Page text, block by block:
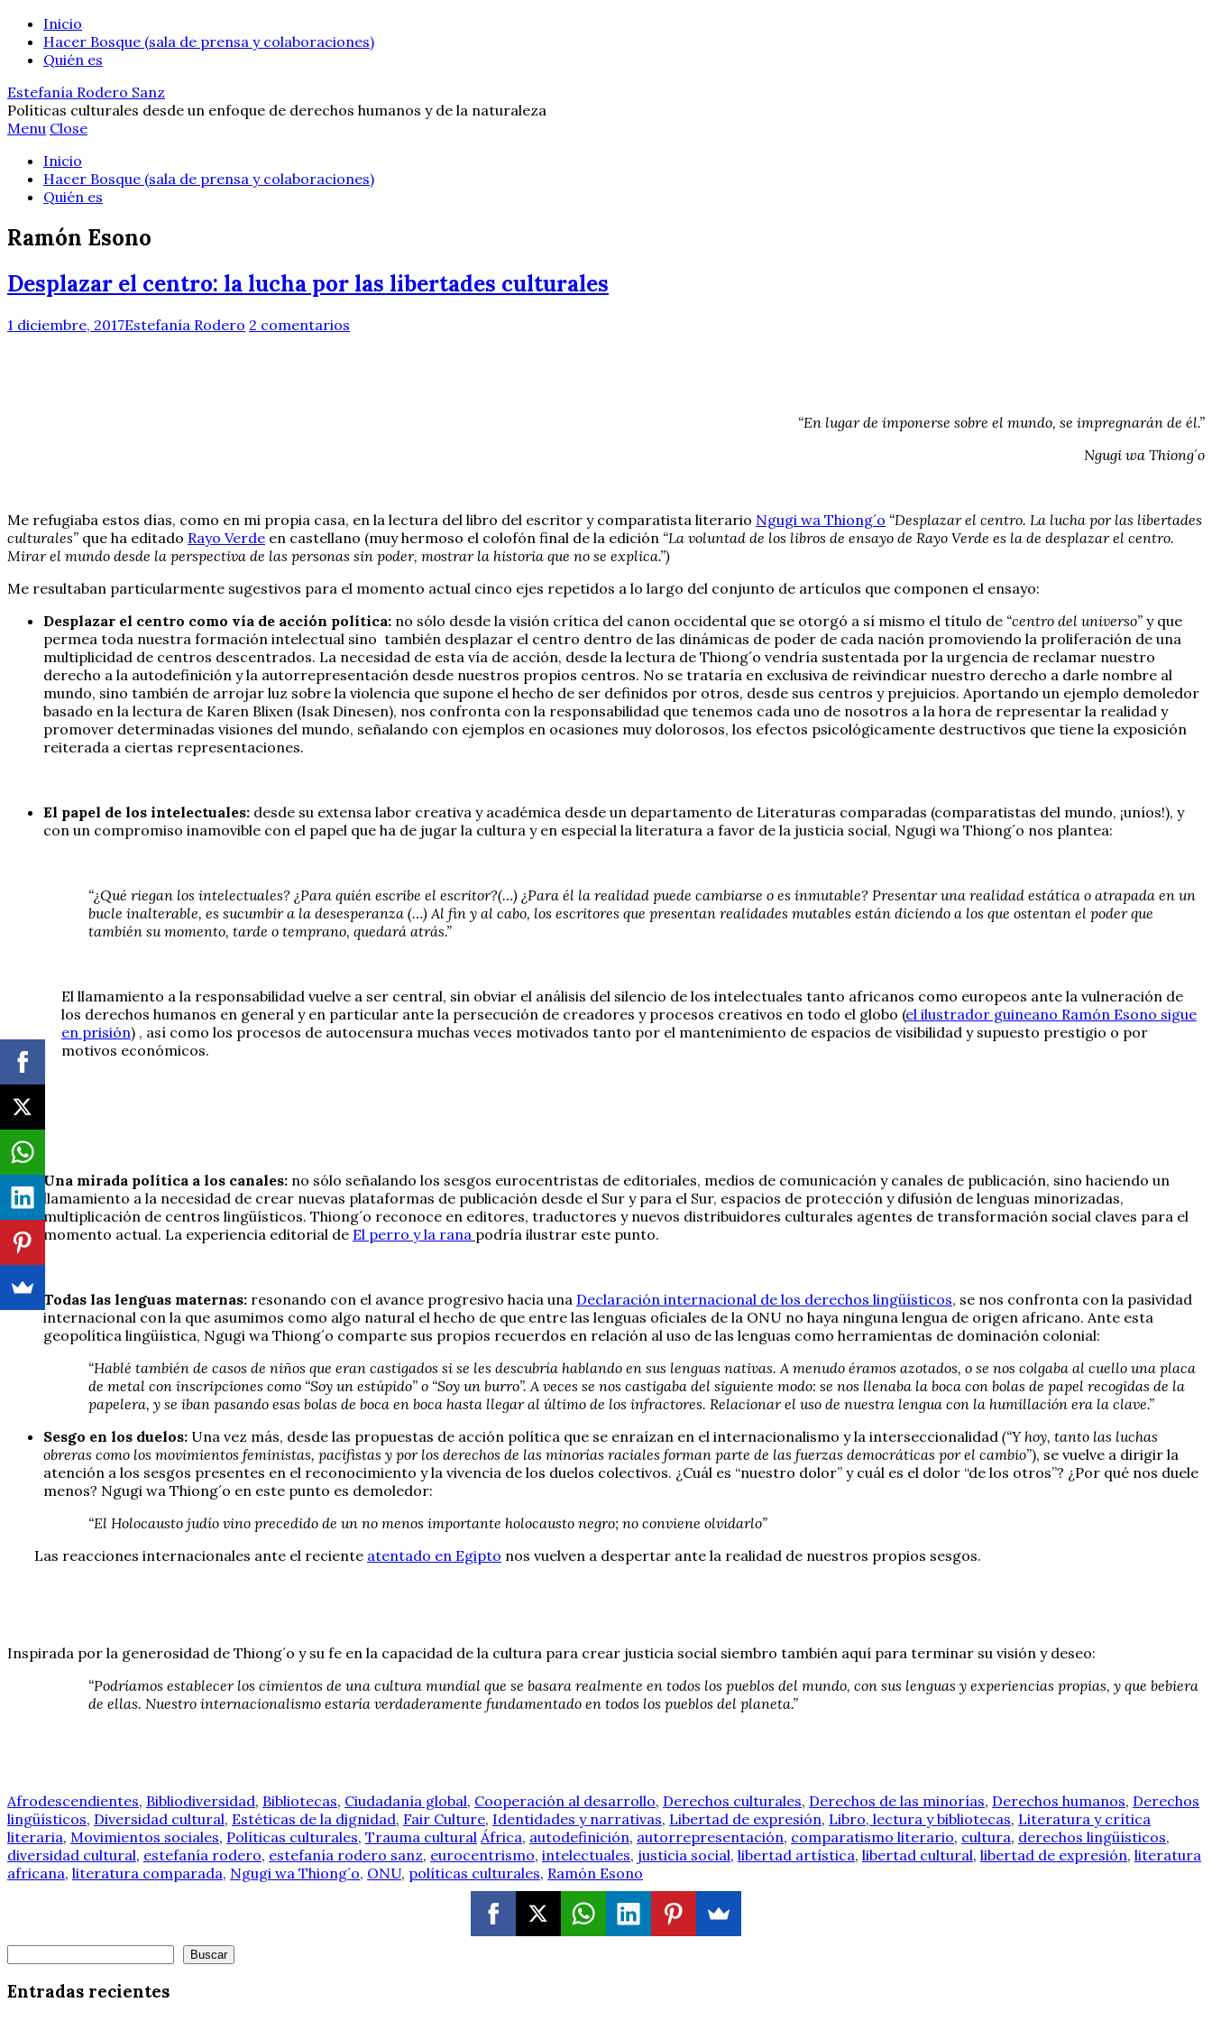
Inicio
Hacer Bosque (sala de prensa y colaboraciones)
Quién es
Estefanía Rodero Sanz
Políticas culturales desde un enfoque de derechos humanos y de la naturaleza
Menu Close
Inicio
Hacer Bosque (sala de prensa y colaboraciones)
Quién es
Ramón Esono
Desplazar el centro: la lucha por las libertades culturales
1 diciembre, 2017Estefanía Rodero 2 comentarios
“En lugar de imponerse sobre el mundo, se impregnarán de él.”
Ngugi wa Thiong´o
Me refugiaba estos días, como en mi propia casa, en la lectura del libro del escritor y comparatista literario Ngugi wa Thiong´o “Desplazar el centro. La lucha por las libertades
culturales” que ha editado Rayo Verde en castellano (muy hermoso el colofón final de la edición “La voluntad de los libros de ensayo de Rayo Verde es la de desplazar el centro.
Mirar el mundo desde la perspectiva de las personas sin poder, mostrar la historia que no se explica.”)
Me resultaban particularmente sugestivos para el momento actual cinco ejes repetidos a lo largo del conjunto de artículos que componen el ensayo:
Desplazar el centro como vía de acción política: no sólo desde la visión crítica del canon occidental que se otorgó a sí mismo el título de “centro del universo” y que
permea toda nuestra formación intelectual sino también desplazar el centro dentro de las dinámicas de poder de cada nación promoviendo la proliferación de una
multiplicidad de centros descentrados. La necesidad de esta vía de acción, desde la lectura de Thiong´o vendría sustentada por la urgencia de reclamar nuestro
derecho a la autodefinición y la autorrepresentación desde nuestros propios centros. No se trataría en exclusiva de reivindicar nuestro derecho a darle nombre al
mundo, sino también de arrojar luz sobre la violencia que supone el hecho de ser definidos por otros, desde sus centros y prejuicios. Aportando un ejemplo demoledor
basado en la lectura de Karen Blixen (Isak Dinesen), nos confronta con la responsabilidad que tenemos cada uno de nosotros a la hora de representar la realidad y
promover determinadas visiones del mundo, señalando con ejemplos en ocasiones muy dolorosos, los efectos psicológicamente destructivos que tiene la exposición
reiterada a ciertas representaciones.
El papel de los intelectuales: desde su extensa labor creativa y académica desde un departamento de Literaturas comparadas (comparatistas del mundo, ¡uníos!), y
con un compromiso inamovible con el papel que ha de jugar la cultura y en especial la literatura a favor de la justicia social, Ngugi wa Thiong´o nos plantea:
“¿Qué riegan los intelectuales? ¿Para quién escribe el escritor?(…) ¿Para él la realidad puede cambiarse o es inmutable? Presentar una realidad estática o atrapada en un
bucle inalterable, es sucumbir a la desesperanza (…) Al fin y al cabo, los escritores que presentan realidades mutables están diciendo a los que ostentan el poder que
también su momento, tarde o temprano, quedará atrás.”
El llamamiento a la responsabilidad vuelve a ser central, sin obviar el análisis del silencio de los intelectuales tanto africanos como europeos ante la vulneración de
los derechos humanos en general y en particular ante la persecución de creadores y procesos creativos en todo el globo (el ilustrador guineano Ramón Esono sigue
en prisión) , así como los procesos de autocensura muchas veces motivados tanto por el mantenimiento de espacios de visibilidad y supuesto prestigio o por
motivos económicos.
Una mirada política a los canales: no sólo señalando los sesgos eurocentristas de editoriales, medios de comunicación y canales de publicación, sino haciendo un
llamamiento a la necesidad de crear nuevas plataformas de publicación desde el Sur y para el Sur, espacios de protección y difusión de lenguas minorizadas,
multiplicación de centros lingüísticos. Thiong´o reconoce en editores, traductores y nuevos distribuidores culturales agentes de transformación social claves para el
momento actual. La experiencia editorial de El perro y la rana podría ilustrar este punto.
Todas las lenguas maternas: resonando con el avance progresivo hacia una Declaración internacional de los derechos lingüísticos, se nos confronta con la pasividad
internacional con la que asumimos como algo natural el hecho de que entre las lenguas oficiales de la ONU no haya ninguna lengua de origen africano. Ante esta
geopolítica lingüística, Ngugi wa Thiong´o comparte sus propios recuerdos en relación al uso de las lenguas como herramientas de dominación colonial:
“Hablé también de casos de niños que eran castigados si se les descubría hablando en sus lenguas nativas. A menudo éramos azotados, o se nos colgaba al cuello una placa
de metal con inscripciones como “Soy un estúpido” o “Soy un burro”. A veces se nos castigaba del siguiente modo: se nos llenaba la boca con bolas de papel recogidas de la
papelera, y se iban pasando esas bolas de boca en boca hasta llegar al último de los infractores. Relacionar el uso de nuestra lengua con la humillación era la clave.”
Sesgo en los duelos: Una vez más, desde las propuestas de acción política que se enraízan en el internacionalismo y la interseccionalidad (“Y hoy, tanto las luchas
obreras como los movimientos feministas, pacifistas y por los derechos de las minorías raciales forman parte de las fuerzas democráticas por el cambio”), se vuelve a dirigir la
atención a los sesgos presentes en el reconocimiento y la vivencia de los duelos colectivos. ¿Cuál es “nuestro dolor” y cuál es el dolor “de los otros”? ¿Por qué nos duele
menos? Ngugi wa Thiong´o en este punto es demoledor:
“El Holocausto judío vino precedido de un no menos importante holocausto negro; no conviene olvidarlo”
Las reacciones internacionales ante el reciente atentado en Egipto nos vuelven a despertar ante la realidad de nuestros propios sesgos.
Inspirada por la generosidad de Thiong´o y su fe en la capacidad de la cultura para crear justicia social siembro también aquí para terminar su visión y deseo:
“Podríamos establecer los cimientos de una cultura mundial que se basara realmente en todos los pueblos del mundo, con sus lenguas y experiencias propias, y que bebiera
de ellas. Nuestro internacionalismo estaría verdaderamente fundamentado en todos los pueblos del planeta.”
Afrodescendientes, Bibliodiversidad, Bibliotecas, Ciudadanía global, Cooperación al desarrollo, Derechos culturales, Derechos de las minorías, Derechos humanos, Derechos
lingüísticos, Diversidad cultural, Estéticas de la dignidad, Fair Culture, Identidades y narrativas, Libertad de expresión, Libro, lectura y bibliotecas, Literatura y crítica
literaria, Movimientos sociales, Políticas culturales, Trauma cultural África, autodefinición, autorrepresentación, comparatismo literario, cultura, derechos lingüísticos,
diversidad cultural, estefanía rodero, estefanía rodero sanz, eurocentrismo, intelectuales, justicia social, libertad artística, libertad cultural, libertad de expresión, literatura
africana, literatura comparada, Ngugi wa Thiong´o, ONU, políticas culturales, Ramón Esono
Buscar
Entradas recientes